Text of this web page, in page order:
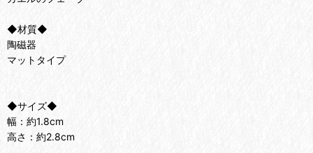
◆材質◆
陶磁器
マットタイプ
◆サイズ◆
幅：約1.8cm
高さ：約2.8cm